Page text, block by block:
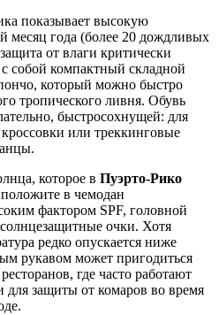
показывает высокую
месяц года (более 20 дождливых
от влаги критически
собой компактный складной
который можно быстро
тропического ливня. Обувь
быстросохнущей: для
или треккинговые
которое в Пуэрто-Рико
в чемодан
фактором SPF, головной
очки. Хотя
редко опускается ниже
рукавом может пригодиться
где часто работают
защиты от комаров во время